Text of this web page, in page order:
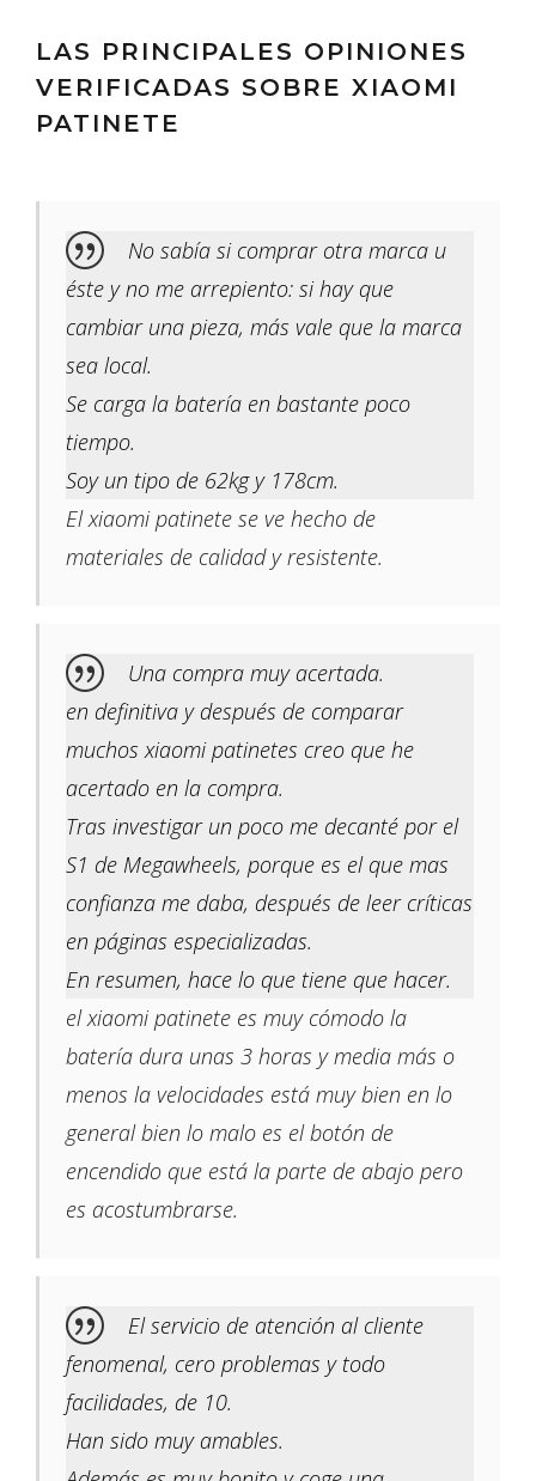
LAS PRINCIPALES OPINIONES
VERIFICADAS SOBRE XIAOMI
PATINETE
No sabía si comprar otra marca u
éste y no me arrepiento: si hay que
cambiar una pieza, más vale que la marca
sea local.
Se carga la batería en bastante poco
tiempo.
Soy un tipo de 62kg y 178cm.
El xiaomi patinete se ve hecho de
materiales de calidad y resistente.
Una compra muy acertada.
en definitiva y después de comparar
muchos xiaomi patinetes creo que he
acertado en la compra.
Tras investigar un poco me decanté por el
S1 de Megawheels, porque es el que mas
confianza me daba, después de leer críticas
en páginas especializadas.
En resumen, hace lo que tiene que hacer.
el xiaomi patinete es muy cómodo la
batería dura unas 3 horas y media más o
menos la velocidades está muy bien en lo
general bien lo malo es el botón de
encendido que está la parte de abajo pero
es acostumbrarse.
El servicio de atención al cliente
fenomenal, cero problemas y todo
facilidades, de 10.
Han sido muy amables.